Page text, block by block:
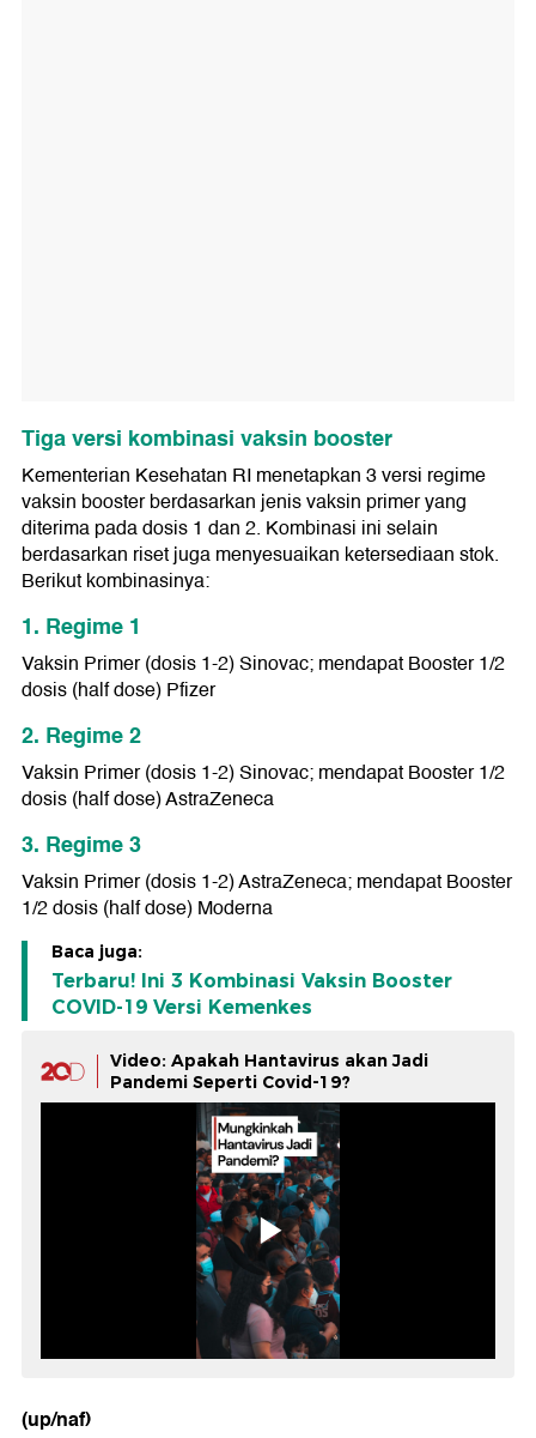
Tiga versi kombinasi vaksin booster
Kementerian Kesehatan RI menetapkan 3 versi regime
vaksin booster berdasarkan jenis vaksin primer yang
diterima pada dosis 1 dan 2. Kombinasi ini selain
berdasarkan riset juga menyesuaikan ketersediaan stok.
Berikut kombinasinya:
1. Regime 1
Vaksin Primer (dosis 1-2) Sinovac; mendapat Booster 1/2
dosis (half dose) Pfizer
2. Regime 2
Vaksin Primer (dosis 1-2) Sinovac; mendapat Booster 1/2
dosis (half dose) AstraZeneca
3. Regime 3
Vaksin Primer (dosis 1-2) AstraZeneca; mendapat Booster
1/2 dosis (half dose) Moderna
Baca juga:
Terbaru! Ini 3 Kombinasi Vaksin Booster
COVID-19 Versi Kemenkes
Video: Apakah Hantavirus akan Jadi
Pandemi Seperti Covid-19?
(up/naf)